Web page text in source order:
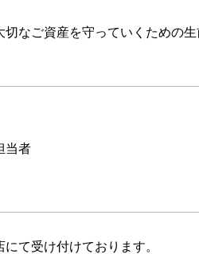
なご資産を守っていくための生
当者
て受け付けております。